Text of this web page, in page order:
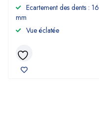
Ecartement des dents : 16
mm
Vue éclatée